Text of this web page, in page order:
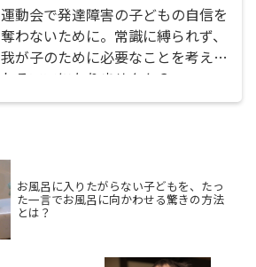
運動会で発達障害の子どもの自信を
奪わないために。常識に縛られず、
我が子のために必要なことを考えら
れるママになりませんか？
お風呂に入りたがらない子どもを、たっ
た一言でお風呂に向かわせる驚きの方法
とは？